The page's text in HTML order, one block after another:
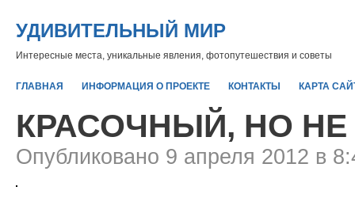
УДИВИТЕЛЬНЫЙ МИР
Интересные места, уникальные явления, фотопутешествия и советы
ГЛАВНАЯ ИНФОРМАЦИЯ О ПРОЕКТЕ КОНТАКТЫ КАРТА
КРАСОЧНЫЙ, НО
Опубликовано 9 апреля 2012 в